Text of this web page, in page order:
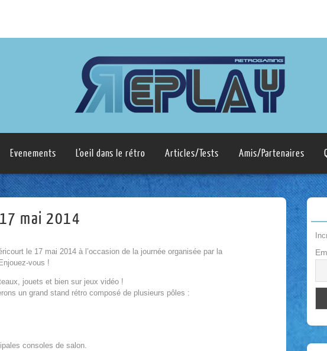
Evenements L’oeil dans le rétro Articles/Tests Amis/Partenaires
mai 2014
le 17 mai 2014 à l’occasion de la journée organisée par la
vous !
jouets et bien sur jeux vidéo !
un grand stand rétro composé de plusieurs pôles :
consoles de salon.